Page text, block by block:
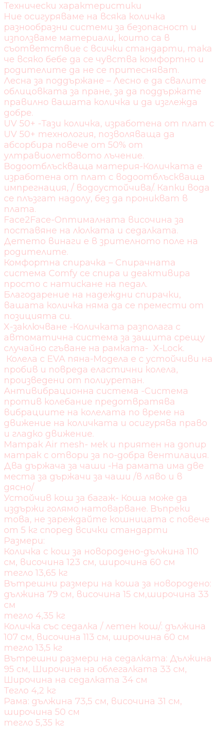
Технически характеристики
Ние осигуряваме на всяка количка
разнообразни системи за безопасност и
използваме материали, които са в
съответствие с всички стандарти, така
че всяко бебе да се чувства комфортно и
родителите да не се притесняват.
Лесна за поддържане – Лесно е да свалите
облицовката за пране, за да поддържате
правилно вашата количка и да изглежда
добре.
UV 50+ -Тази количка, изработена от плат с
UV 50+ технология, позволяваща да
абсорбира повече от 50% от
ултравиолетовото лъчение.
Водоотблъскваща материя-Количката е
изработена от плат с водоотблъскваща
импрегнация, / водоустойчива/. Капки вода
се плъзгат надолу, без да проникват в
плата.
Face2Face-Оптималната височина за
поставяне на люлката и седалката.
Детето винаги е в зрителното поле на
родителите.
Комфортна спирачка – Спирачната
система Comfy се спира и деактивира
просто с натискане на педал.
Благодарение на надеждни спирачки,
вашата количка няма да се премести от
позицията си.
X-заключване -Количката разполага с
автоматична система за защита срещу
случайно сгъване на рамката- X-Lock.
Колела с EVA пяна-Модела е с устойчиви на
пробив и повреда еластични колела,
произведени от полиуретан.
Антивибрационна система -Система
против колебание предотвратява
вибрациите на колелата по време на
движение на количката и осигурява право
и гладко движение.
Матрак Air mesh- мек и приятен на допир
матрак с отвори за по-добра вентилация.
Два държача за чаши -На рамата има две
места за държачи за чаши /в ляво и в
дясно/
Устойчив кош за багаж- Коша може да
издържи голямо натоварване. Въпреки
това, не зареждайте кошницата с повече
от 5 кг според всички стандарти
Размери:
Количка с кош за новородено-дължина 110
см, височина 123 см, широчина 60 см
тегло 13,65 кг
Вътрешни размери на коша за новородено:
дължина 79 см, височина 15 см,широчина 33
см
тегло 4,35 кг
Количка със седалка / летен кош/: дължина
107 см, височина 113 см, широчина 60 см
тегло 13,5 кг
Вътрешни размери на седалката: Дължина
95 см, Широчина на облегалката 33 см,
Широчина на седалката 34 см
Тегло 4,2 кг
Рама: дължина 73,5 cм, височина 31 см,
широчина 50 см
тегло 5,35 кг